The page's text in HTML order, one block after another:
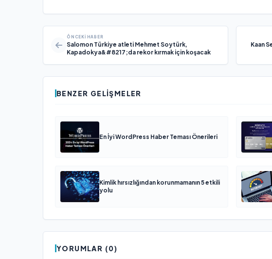
ÖNCEKI HABER
Salomon Türkiye atleti Mehmet Soytürk,
Kapadokya&#8217;da rekor kırmak için koşacak
Kaan
BENZER GELIŞMELER
En İyi WordPress Haber Teması Önerileri
Kimlik hırsızlığından korunmamanın 5 etkili
yolu
YORUMLAR (0)